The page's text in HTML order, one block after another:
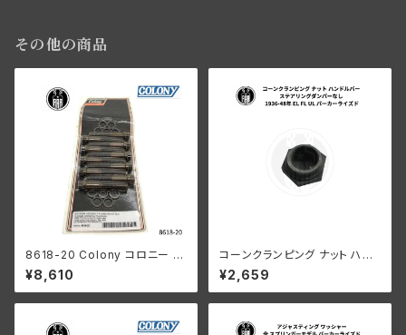
その他の商品
8618-20 Colony コロニー ビ
ッグボア ヘッドボルト ワッシャ
ー キット ハーレーダビッドソン
1948年以降 パンヘッド ショベ
¥8,610
コーンクランピング ナット ハン
ドルバー ステアリングダンパー
なし ハーレーダビッドソン 193
6-48年 EL FL UL パーカーラ
¥2,659